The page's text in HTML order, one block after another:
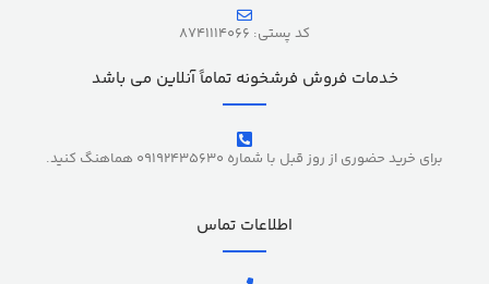
کد پستی: 8741114066
خدمات فروش فرشخونه تماماً آنلاین می باشد
برای خرید حضوری از روز قبل با شماره 09192435630 هماهنگ کنید.
اطلاعات تماس